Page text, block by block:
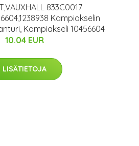
833C0017
Kampiakselin
Kampiakseli 10456604
10.04 EUR
LISÄTIETOJA